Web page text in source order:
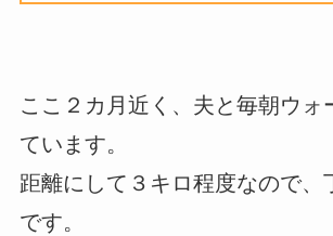
ここ２カ月近く、夫と毎朝ウォ
ています。
距離にして３キロ程度なので、
です。